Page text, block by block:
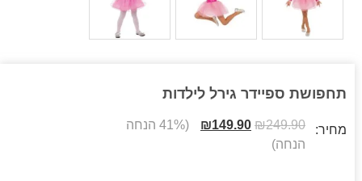
תחפושת ספיידר גירל לילדות
מחיר: ₪249.90
₪149.90
(41% הנחה
הנחה)